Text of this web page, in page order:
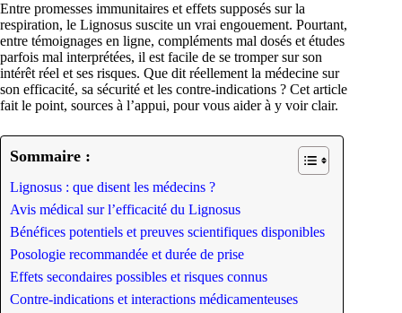
Entre promesses immunitaires et effets supposés sur la
respiration, le Lignosus suscite un vrai engouement. Pourtant,
entre témoignages en ligne, compléments mal dosés et études
parfois mal interprétées, il est facile de se tromper sur son
intérêt réel et ses risques. Que dit réellement la médecine sur
son efficacité, sa sécurité et les contre-indications ? Cet article
fait le point, sources à l’appui, pour vous aider à y voir clair.
Sommaire :
Lignosus : que disent les médecins ?
Avis médical sur l’efficacité du Lignosus
Bénéfices potentiels et preuves scientifiques disponibles
Posologie recommandée et durée de prise
Effets secondaires possibles et risques connus
Contre-indications et interactions médicamenteuses